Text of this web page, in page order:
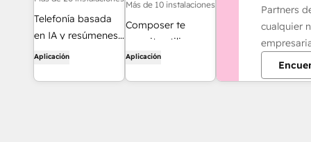
Telefonía basada
en IA y resúmenes
automáticos de
HubSpot
Aplicación
Más de 10 instalaciones
Composer te
permite utilizar
herramientas de IA
Aplicación
Partners
cualquier